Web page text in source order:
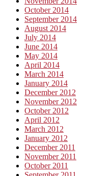
October 2014
September 2014
August 2014
July 2014
June 2014
May 2014
April 2014
March 2014
January 2014
December 2012
November 2012
October 2012
April 2012
March 2012
January 2012
December 2011
November 2011
October 2011